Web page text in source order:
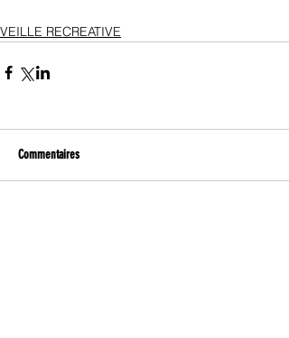
VEILLE RECREATIVE
Commentaires